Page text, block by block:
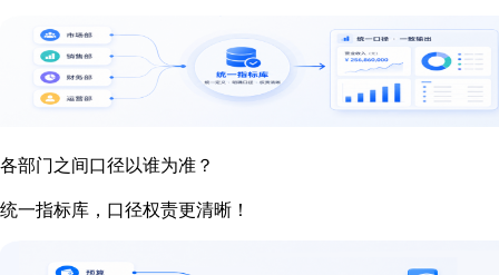
各部门之间口径以谁为准？
统一指标库，口径权责更清晰！